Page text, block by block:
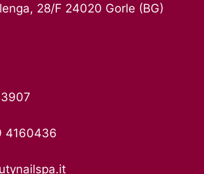
28/F 24020 Gorle (BG)
4160436